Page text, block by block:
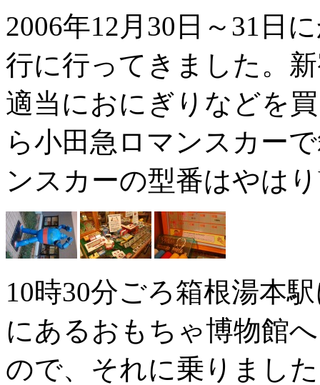
2006年12月30日～31日
行に行ってきました。
適当におにぎりなどを
ら小田急ロマンスカー
ンスカーの型番はやは
10時30分ごろ箱根湯本
にあるおもちゃ博物館
ので、それに乗りまし